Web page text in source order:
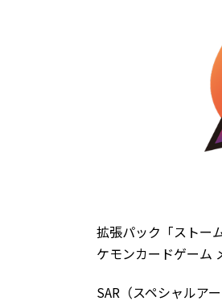
拡張パック「ストー
ケモンカードゲーム
SAR（スペシャルア